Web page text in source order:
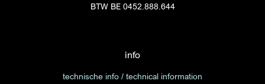
BTW BE 0452.888.644
info
technische info / technical information